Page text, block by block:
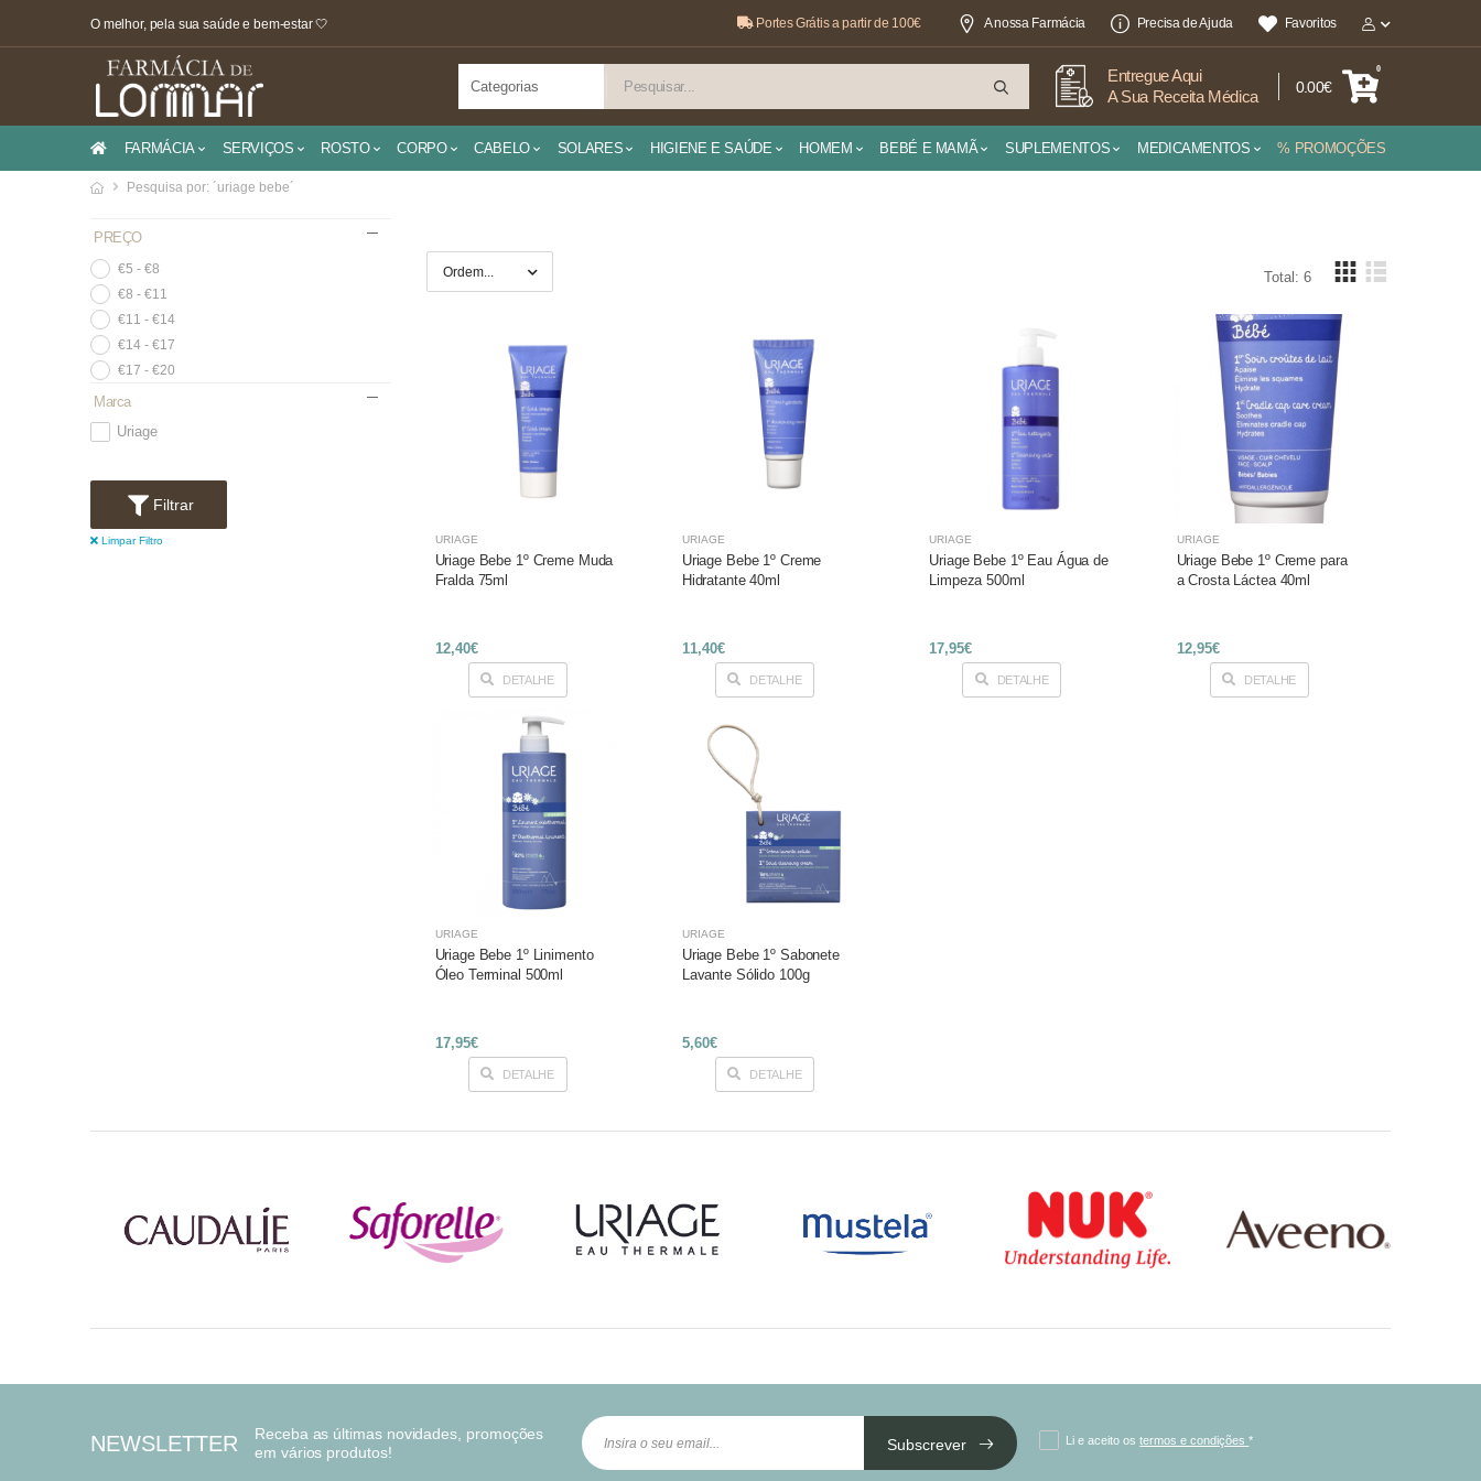
O melhor, pela sua saúde e bem-estar 🤍 Portes Grátis a partir de 100€ A nossa Farmácia Precisa de Ajuda Favoritos
Entregue Aqui
A Sua Receita Médica
0.00€
0
FARMÁCIA SERVIÇOS ROSTO CORPO CABELO SOLARES HIGIENE E SAÚDE HOMEM BEBÉ E MAMÃ SUPLEMENTOS MEDICAMENTOS % PROMOÇÕES
Pesquisa por: ´uriage bebe´
PREÇO
€5 - €8
€8 - €11
€11 - €14
€14 - €17
€17 - €20
Marca
Uriage
Filtrar
Limpar Filtro
Total: 6
URIAGE
Uriage Bebe 1º Creme Muda
Fralda 75ml
12,40€
DETALHE
URIAGE
Uriage Bebe 1º Creme
Hidratante 40ml
11,40€
DETALHE
URIAGE
Uriage Bebe 1º Eau Água de
Limpeza 500ml
17,95€
DETALHE
URIAGE
Uriage Bebe 1º Creme para
a Crosta Láctea 40ml
12,95€
DETALHE
URIAGE
Uriage Bebe 1º Linimento
Óleo Terminal 500ml
17,95€
DETALHE
URIAGE
Uriage Bebe 1º Sabonete
Lavante Sólido 100g
5,60€
DETALHE
NEWSLETTER
Receba as últimas novidades, promoções
em vários produtos!
Subscrever Li e aceito ostermos e condições*